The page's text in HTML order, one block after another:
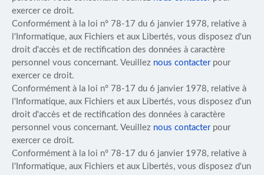
exercer ce droit.
Conformément à la loi n° 78-17 du 6 janvier 1978, relative à
l'Informatique, aux Fichiers et aux Libertés, vous disposez d'un
droit d'accès et de rectification des données à caractère
personnel vous concernant. Veuillez nous contacterpour
exercer ce droit.
Conformément à la loi n° 78-17 du 6 janvier 1978, relative à
l'Informatique, aux Fichiers et aux Libertés, vous disposez d'un
droit d'accès et de rectification des données à caractère
personnel vous concernant. Veuillez nous contacterpour
exercer ce droit.
Conformément à la loi n° 78-17 du 6 janvier 1978, relative à
l'Informatique, aux Fichiers et aux Libertés, vous disposez d'un